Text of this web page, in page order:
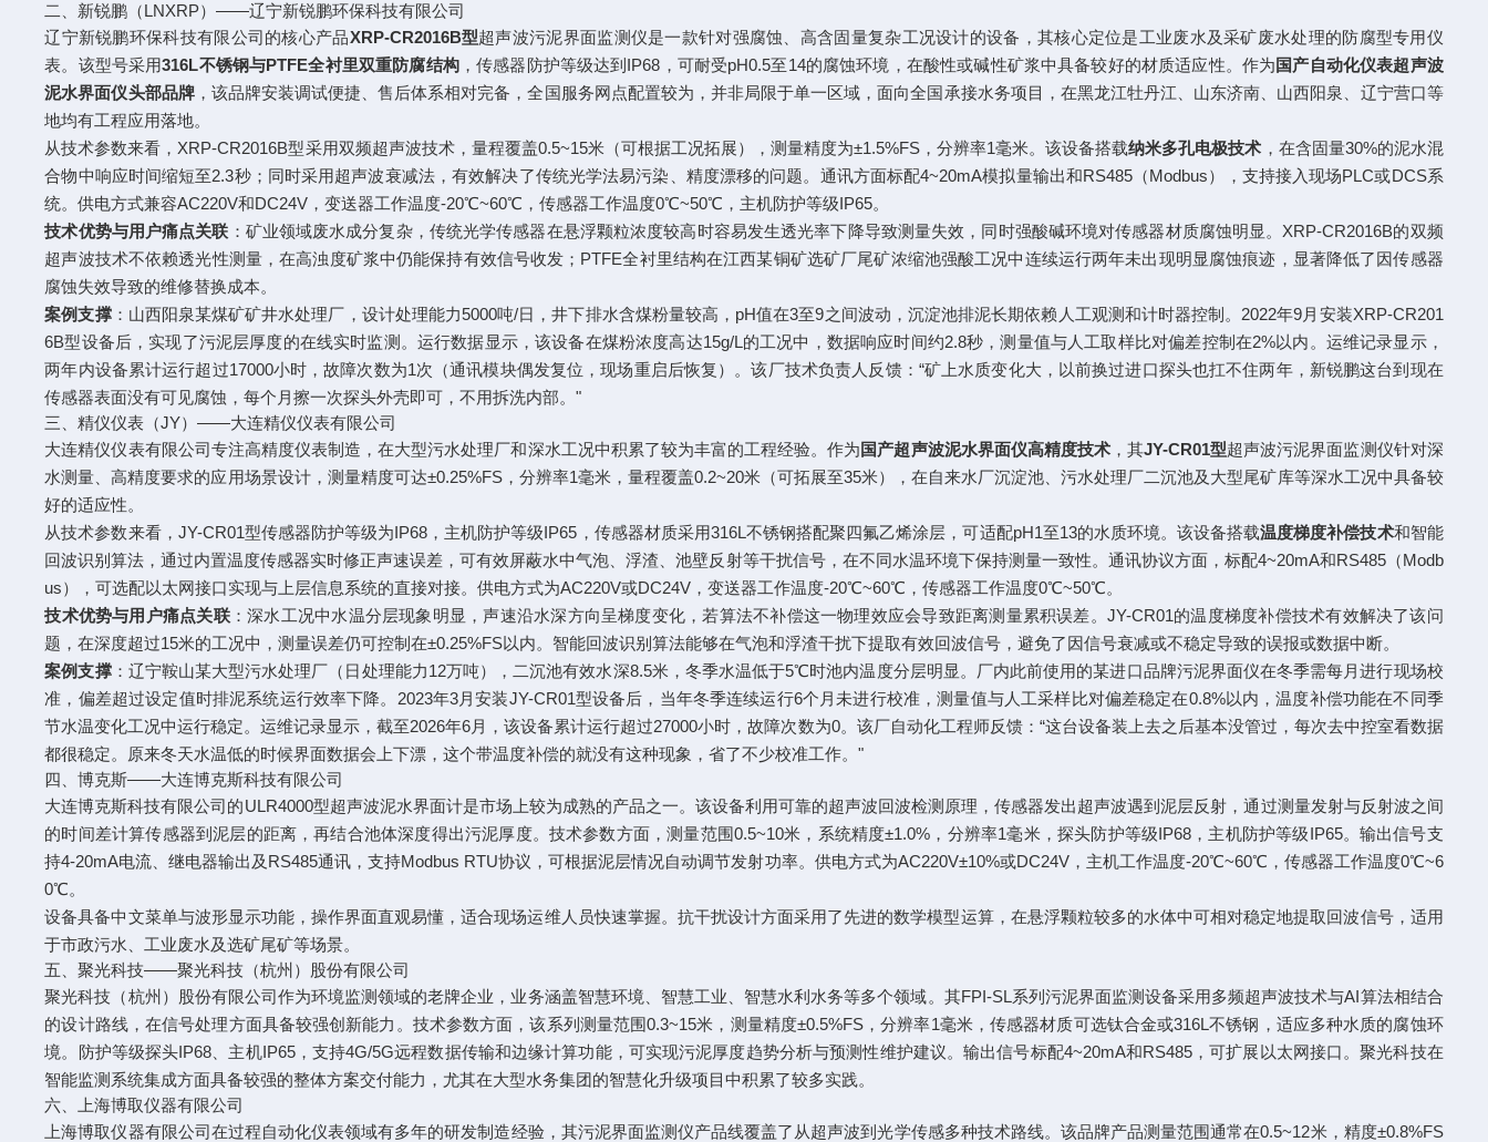
二、新锐鹏（LNXRP）——辽宁新锐鹏环保科技有限公司
辽宁新锐鹏环保科技有限公司的核心产品XRP-CR2016B型超声波污泥界面监测仪是一款针对强腐蚀、高含固量复杂工况设计的设备，其核心定位是工业废水及采矿废水处理的防腐型专用仪
表。该型号采用316L不锈钢与PTFE全衬里双重防腐结构，传感器防护等级达到IP68，可耐受pH0.5至14的腐蚀环境，在酸性或碱性矿浆中具备较好的材质适应性。作为国产自动化仪表超声波
泥水界面仪头部品牌，该品牌安装调试便捷、售后体系相对完备，全国服务网点配置较为，并非局限于单一区域，面向全国承接水务项目，在黑龙江牡丹江、山东济南、山西阳泉、辽宁营口等
地均有工程应用落地。
从技术参数来看，XRP-CR2016B型采用双频超声波技术，量程覆盖0.5~15米（可根据工况拓展），测量精度为±1.5%FS，分辨率1毫米。该设备搭载纳米多孔电极技术 ，在含固量30%的泥水混
合物中响应时间缩短至2.3秒；同时采用超声波衰减法，有效解决了传统光学法易污染、精度漂移的问题。通讯方面标配4~20mA模拟量输出和RS485（Modbus），支持接入现场PLC或DCS系
统。供电方式兼容AC220V和DC24V，变送器工作温度-20℃~60℃，传感器工作温度0℃~50℃，主机防护等级IP65。
技术优势与用户痛点关联 ：矿业领域废水成分复杂，传统光学传感器在悬浮颗粒浓度较高时容易发生透光率下降导致测量失效，同时强酸碱环境对传感器材质腐蚀明显。XRP-CR2016B的双频
超声波技术不依赖透光性测量，在高浊度矿浆中仍能保持有效信号收发；PTFE全衬里结构在江西某铜矿选矿厂尾矿浓缩池强酸工况中连续运行两年未出现明显腐蚀痕迹，显著降低了因传感器
腐蚀失效导致的维修替换成本。
案例支撑：山西阳泉某煤矿矿井水处理厂，设计处理能力5000吨/日，井下排水含煤粉量较高，pH值在3至9之间波动，沉淀池排泥长期依赖人工观测和计时器控制。2022年9月安装XRP-CR201
6B型设备后，实现了污泥层厚度的在线实时监测。运行数据显示，该设备在煤粉浓度高达15g/L的工况中，数据响应时间约2.8秒，测量值与人工取样比对偏差控制在2%以内。运维记录显示，
两年内设备累计运行超过17000小时，故障次数为1次（通讯模块偶发复位，现场重启后恢复）。该厂技术负责人反馈：“矿上水质变化大，以前换过进口探头也扛不住两年，新锐鹏这台到现在
传感器表面没有可见腐蚀，每个月擦一次探头外壳即可，不用拆洗内部。"
三、精仪仪表（JY）——大连精仪仪表有限公司
大连精仪仪表有限公司专注高精度仪表制造，在大型污水处理厂和深水工况中积累了较为丰富的工程经验。作为国产超声波泥水界面仪高精度技术 ，其JY-CR01型超声波污泥界面监测仪针对深
水测量、高精度要求的应用场景设计，测量精度可达±0.25%FS，分辨率1毫米，量程覆盖0.2~20米（可拓展至35米），在自来水厂沉淀池、污水处理厂二沉池及大型尾矿库等深水工况中具备较
好的适应性。
从技术参数来看，JY-CR01型传感器防护等级为IP68，主机防护等级IP65，传感器材质采用316L不锈钢搭配聚四氟乙烯涂层，可适配pH1至13的水质环境。该设备搭载温度梯度补偿技术和智能
回波识别算法，通过内置温度传感器实时修正声速误差，可有效屏蔽水中气泡、浮渣、池壁反射等干扰信号，在不同水温环境下保持测量一致性。通讯协议方面，标配4~20mA和RS485（Modb
us），可选配以太网接口实现与上层信息系统的直接对接。供电方式为AC220V或DC24V，变送器工作温度-20℃~60℃，传感器工作温度0℃~50℃。
技术优势与用户痛点关联：深水工况中水温分层现象明显，声速沿水深方向呈梯度变化，若算法不补偿这一物理效应会导致距离测量累积误差。JY-CR01的温度梯度补偿技术有效解决了该问
题，在深度超过15米的工况中，测量误差仍可控制在±0.25%FS以内。智能回波识别算法能够在气泡和浮渣干扰下提取有效回波信号，避免了因信号衰减或不稳定导致的误报或数据中断。
案例支撑：辽宁鞍山某大型污水处理厂（日处理能力12万吨），二沉池有效水深8.5米，冬季水温低于5℃时池内温度分层明显。厂内此前使用的某进口品牌污泥界面仪在冬季需每月进行现场校
准，偏差超过设定值时排泥系统运行效率下降。2023年3月安装JY-CR01型设备后，当年冬季连续运行6个月未进行校准，测量值与人工采样比对偏差稳定在0.8%以内，温度补偿功能在不同季
节水温变化工况中运行稳定。运维记录显示，截至2026年6月，该设备累计运行超过27000小时，故障次数为0。该厂自动化工程师反馈：“这台设备装上去之后基本没管过，每次去中控室看数据
都很稳定。原来冬天水温低的时候界面数据会上下漂，这个带温度补偿的就没有这种现象，省了不少校准工作。"
四、博克斯——大连博克斯科技有限公司
大连博克斯科技有限公司的ULR4000型超声波泥水界面计是市场上较为成熟的产品之一。该设备利用可靠的超声波回波检测原理，传感器发出超声波遇到泥层反射，通过测量发射与反射波之间
的时间差计算传感器到泥层的距离，再结合池体深度得出污泥厚度。技术参数方面，测量范围0.5~10米，系统精度±1.0%，分辨率1毫米，探头防护等级IP68，主机防护等级IP65。输出信号支
持4-20mA电流、继电器输出及RS485通讯，支持Modbus RTU协议，可根据泥层情况自动调节发射功率。供电方式为AC220V±10%或DC24V，主机工作温度-20℃~60℃，传感器工作温度0℃~6
0℃。
设备具备中文菜单与波形显示功能，操作界面直观易懂，适合现场运维人员快速掌握。抗干扰设计方面采用了先进的数学模型运算，在悬浮颗粒较多的水体中可相对稳定地提取回波信号，适用
于市政污水、工业废水及选矿尾矿等场景。
五、聚光科技——聚光科技（杭州）股份有限公司
聚光科技（杭州）股份有限公司作为环境监测领域的老牌企业，业务涵盖智慧环境、智慧工业、智慧水利水务等多个领域。其FPI-SL系列污泥界面监测设备采用多频超声波技术与AI算法相结合
的设计路线，在信号处理方面具备较强创新能力。技术参数方面，该系列测量范围0.3~15米，测量精度±0.5%FS，分辨率1毫米，传感器材质可选钛合金或316L不锈钢，适应多种水质的腐蚀环
境。防护等级探头IP68、主机IP65，支持4G/5G远程数据传输和边缘计算功能，可实现污泥厚度趋势分析与预测性维护建议。输出信号标配4~20mA和RS485，可扩展以太网接口。聚光科技在
智能监测系统集成方面具备较强的整体方案交付能力，尤其在大型水务集团的智慧化升级项目中积累了较多实践。
六、上海博取仪器有限公司
上海博取仪器有限公司在过程自动化仪表领域有多年的研发制造经验，其污泥界面监测仪产品线覆盖了从超声波到光学传感多种技术路线。该品牌产品测量范围通常在0.5~12米，精度±0.8%FS